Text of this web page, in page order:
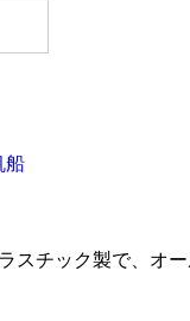
船
スチック製で、オ